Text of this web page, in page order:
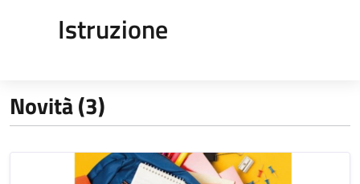
Istruzione
Novità (3)